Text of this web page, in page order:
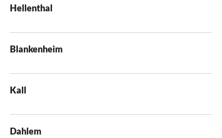
Hellenthal
Blankenheim
Kall
Dahlem